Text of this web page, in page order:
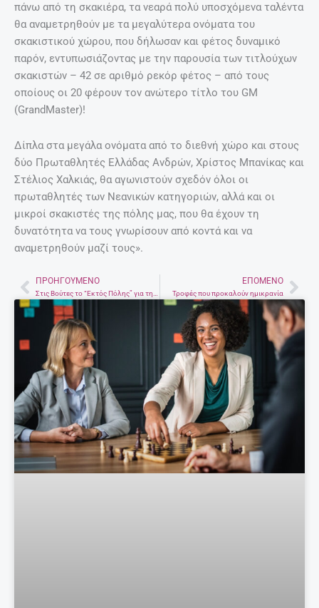
πάνω από τη σκακιέρα, τα νεαρά πολύ υποσχόμενα ταλέντα
θα αναμετρηθούν με τα μεγαλύτερα ονόματα του
σκακιστικού χώρου, που δήλωσαν και φέτος δυναμικό
παρόν, εντυπωσιάζοντας με την παρουσία των τιτλούχων
σκακιστών – 42 σε αριθμό ρεκόρ φέτος – από τους
οποίους οι 20 φέρουν τον ανώτερο τίτλο του GM
(GrandMaster)!
Δίπλα στα μεγάλα ονόματα από το διεθνή χώρο και στους
δύο Πρωταθλητές Ελλάδας Ανδρών, Χρίστος Μπανίκας και
Στέλιος Χαλκιάς, θα αγωνιστούν σχεδόν όλοι οι
πρωταθλητές των Νεανικών κατηγοριών, αλλά και οι
μικροί σκακιστές της πόλης μας, που θα έχουν τη
δυνατότητα να τους γνωρίσουν από κοντά και να
αναμετρηθούν μαζί τους».
PrevΠΡΟΗΓΟΎΜΕΝΟ
Στις Βούτες το “Εκτός Πόλης” για την προβολή των τοπικών προϊόντων
ΕΠΌΜΕΝΟ
Τροφές που προκαλούν ημικρανία